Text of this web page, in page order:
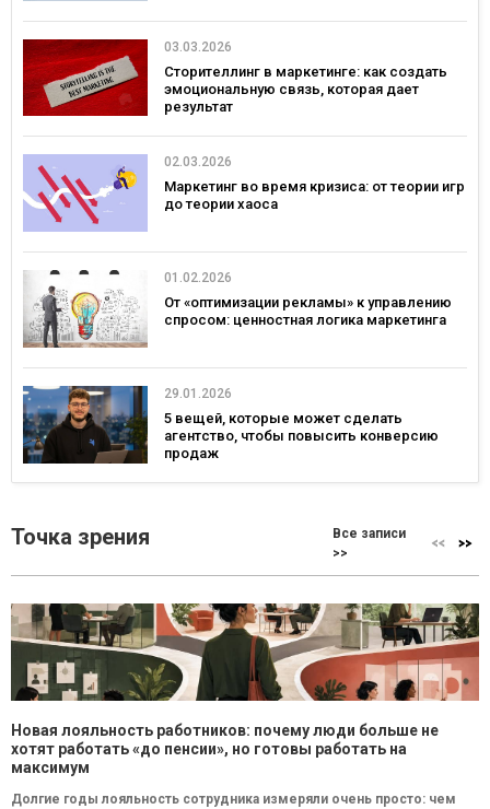
03.03.2026
Сторителлинг в маркетинге: как создать
эмоциональную связь, которая дает
результат
02.03.2026
Маркетинг во время кризиса: от теории игр
до теории хаоса
01.02.2026
От «оптимизации рекламы» к управлению
спросом: ценностная логика маркетинга
29.01.2026
5 вещей, которые может сделать
агентство, чтобы повысить конверсию
продаж
Точка зрения
Все записи
>>
Новая лояльность работников: почему люди больше не
хотят работать «до пенсии», но готовы работать на
максимум
Долгие годы лояльность сотрудника измеряли очень просто: чем